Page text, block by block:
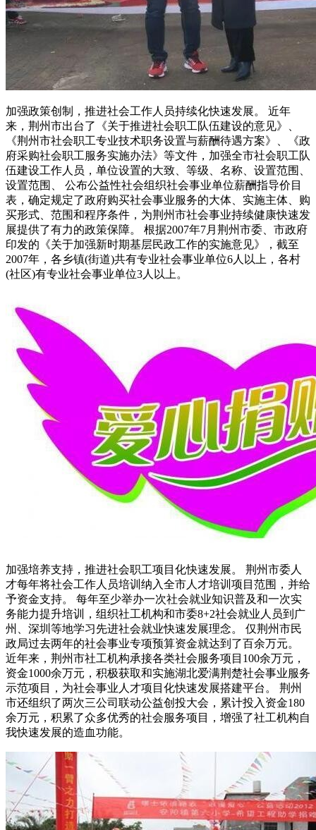
加强政策创制，推进社会工作人员持续化快速发展。 近年
来，荆州市出台了《关于推进社会职工队伍建设的意见》、
《荆州市社会职工专业技术职务设置与薪酬待遇方案》、《政
府采购社会职工服务实施办法》等文件，加强全市社会职工队
伍建设工作人员，单位设置的大致、等级、名称、设置范围、
设置范围、 公布公益性社会组织社会事业单位薪酬指导价目
表，确定规定了政府购买社会事业服务的大体、实施主体、购
买形式、范围和程序条件，为荆州市社会事业持续健康快速发
展提供了有力的政策保障。 根据2007年7月荆州市委、市政府
印发的《关于加强新时期基层民政工作的实施意见》，截至
2007年，各乡镇(街道)共有专业社会事业单位6人以上，各村
(社区)有专业社会事业单位3人以上。
加强培养支持，推进社会职工项目化快速发展。 荆州市委人
才每年将社会工作人员培训纳入全市人才培训项目范围，并给
予资金支持。 每年至少举办一次社会就业知识普及和一次实
务能力提升培训，组织社工机构和市委8+2社会就业人员到广
州、深圳等地学习先进社会就业快速发展理念。 仅荆州市民
政局过去两年的社会事业专项预算资金就达到了百余万元。
近年来，荆州市社工机构承接各类社会服务项目100余万元，
资金1000余万元，积极获取和实施湖北爱满荆楚社会事业服务
示范项目，为社会事业人才项目化快速发展搭建平台。 荆州
市还组织了两次三公司联动公益创投大会，累计投入资金180
余万元，积累了众多优秀的社会服务项目，增强了社工机构自
我快速发展的造血功能。